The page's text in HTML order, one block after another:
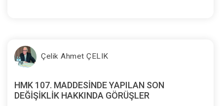
Çelik Ahmet ÇELIK
HMK 107. MADDESİNDE YAPILAN SON
DEĞİŞİKLİK HAKKINDA GÖRÜŞLER